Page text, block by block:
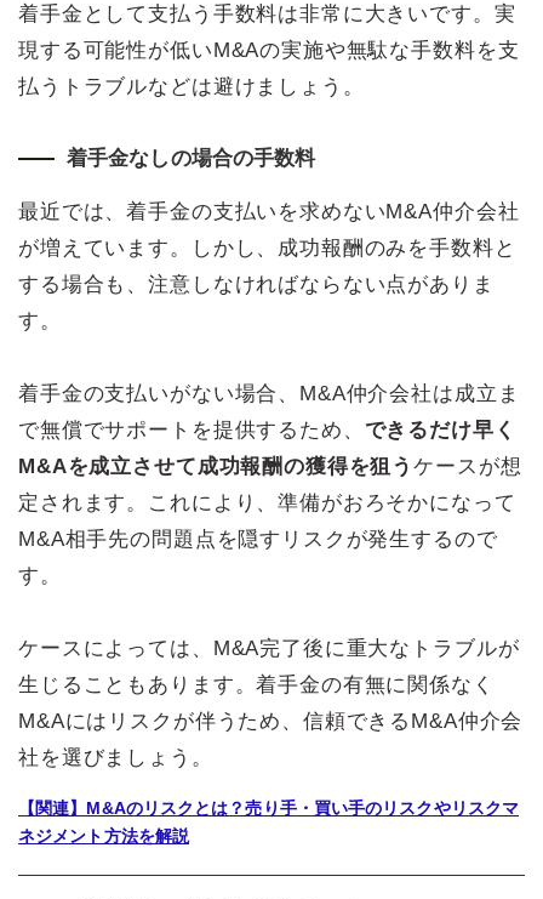
着手金として支払う手数料は非常に大きいです。実
現する可能性が低いM&Aの実施や無駄な手数料を支
払うトラブルなどは避けましょう。
着手金なしの場合の手数料
最近では、着手金の支払いを求めないM&A仲介会社
が増えています。しかし、成功報酬のみを手数料と
する場合も、注意しなければならない点がありま
す。
着手金の支払いがない場合、M&A仲介会社は成立ま
で無償でサポートを提供するため、 できるだけ早く
M&Aを成立させて成功報酬の獲得を狙うケースが想
定されます。これにより、準備がおろそかになって
M&A相手先の問題点を隠すリスクが発生するので
す。
ケースによっては、M&A完了後に重大なトラブルが
生じることもあります。着手金の有無に関係なく
M&Aにはリスクが伴うため、信頼できるM&A仲介会
社を選びましょう。
【関連】M&Aのリスクとは？売り手・買い手のリスクやリスクマ
ネジメント方法を解説